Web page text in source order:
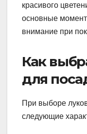
красивого
основные
внимание при
Как
для
При выборе
следующие